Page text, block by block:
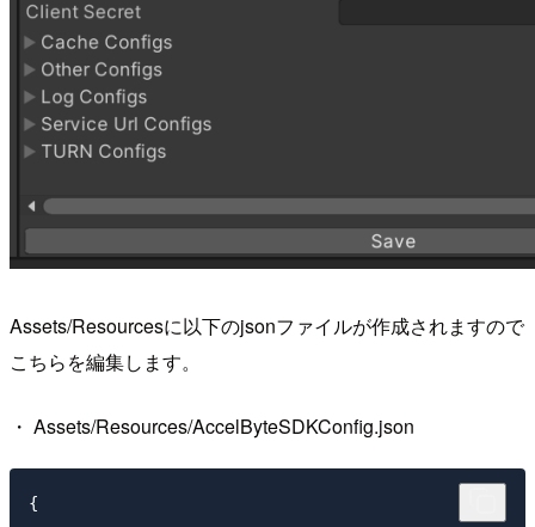
Assets/Resourcesに以下のjsonファイルが作成されますので
こちらを編集します。
・ Assets/Resources/AccelByteSDKConfig.json
{